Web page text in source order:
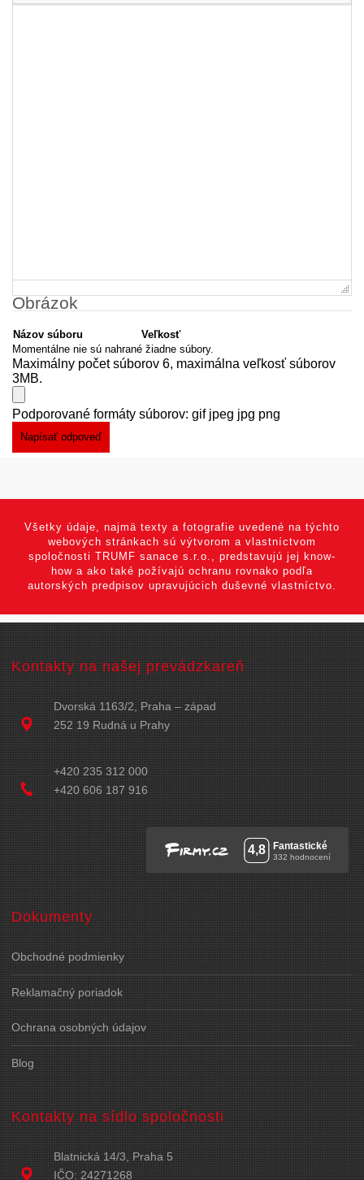
Obrázok
Názov súboru
Veľkosť
Momentálne nie sú nahrané žiadne súbory.
Maximálny počet súborov 6, maximálna veľkosť súborov
3MB.
Podporované formáty súborov: gif jpeg jpg png
Všetky údaje, najmä texty a fotografie uvedené na týchto
webových stránkach sú výtvorom a vlastníctvom
spoločnosti TRUMF sanace s.r.o., predstavujú jej know-
how a ako také požívajú ochranu rovnako podľa
autorských predpisov upravujúcich duševné vlastníctvo.
Kontakty na našej prevádzkareň
Dvorská 1163/2, Praha – západ
252 19 Rudná u Prahy
+420 235 312 000
+420 606 187 916
Dokumenty
Obchodné podmienky
Reklamačný poriadok
Ochrana osobných údajov
Blog
Kontakty na sídlo spoločnosti
Blatnická 14/3, Praha 5
IČO: 24271268